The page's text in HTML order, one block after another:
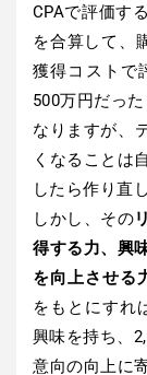
CPAで評価す
を合算して、
獲得コストで
500万円だっ
なりますが、
くなることは
したら作り直
しかし、その
得する力、興
を向上させる
をもとにすれ
興味を持ち、
意向の向上に